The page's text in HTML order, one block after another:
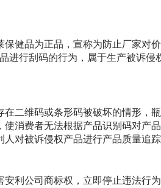
健品为正品，宣称为防止厂家对
进行刮码的行为，属于生产被诉
二维码或条形码被破坏的情形，
消费者无法根据产品识别码对产
对被诉侵权产品进行产品质量追踪
利公司商标权，立即停止违法行